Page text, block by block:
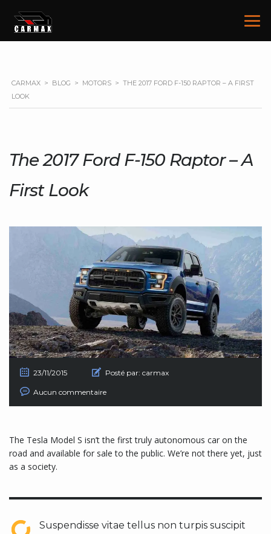
CARMAX > BLOG > MOTORS > THE 2017 FORD F-150 RAPTOR – A FIRST
LOOK
The 2017 Ford F-150 Raptor – A
First Look
23/11/2015 Posté par: carmax
Aucun commentaire
The Tesla Model S isn’t the first truly autonomous car on the
road and available for sale to the public. We’re not there yet, just
as a society.
Suspendisse vitae tellus non turpis suscipit